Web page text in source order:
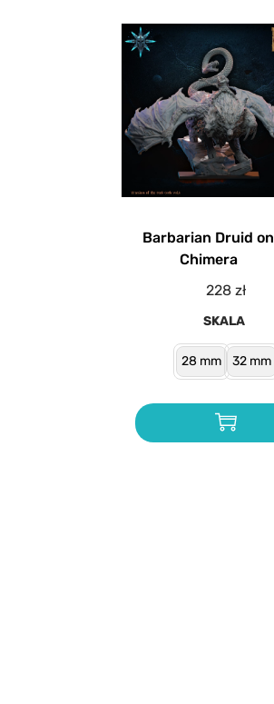
Barbarian Druid on
Chimera
228zł
SKALA
28 mm 32 mm